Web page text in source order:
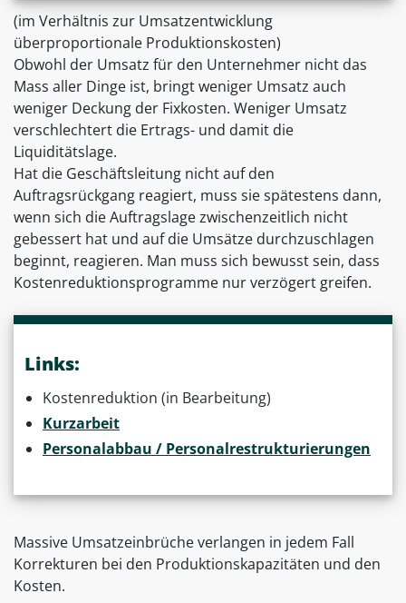
(im Verhältnis zur Umsatzentwicklung
überproportionale Produktionskosten)
Obwohl der Umsatz für den Unternehmer nicht das
Mass aller Dinge ist, bringt weniger Umsatz auch
weniger Deckung der Fixkosten. Weniger Umsatz
verschlechtert die Ertrags- und damit die
Liquiditätslage.
Hat die Geschäftsleitung nicht auf den
Auftragsrückgang reagiert, muss sie spätestens dann,
wenn sich die Auftragslage zwischenzeitlich nicht
gebessert hat und auf die Umsätze durchzuschlagen
beginnt, reagieren. Man muss sich bewusst sein, dass
Kostenreduktionsprogramme nur verzögert greifen.
Links:
Kostenreduktion (in Bearbeitung)
Kurzarbeit
Personalabbau / Personalrestrukturierungen
Massive Umsatzeinbrüche verlangen in jedem Fall
Korrekturen bei den Produktionskapazitäten und den
Kosten.